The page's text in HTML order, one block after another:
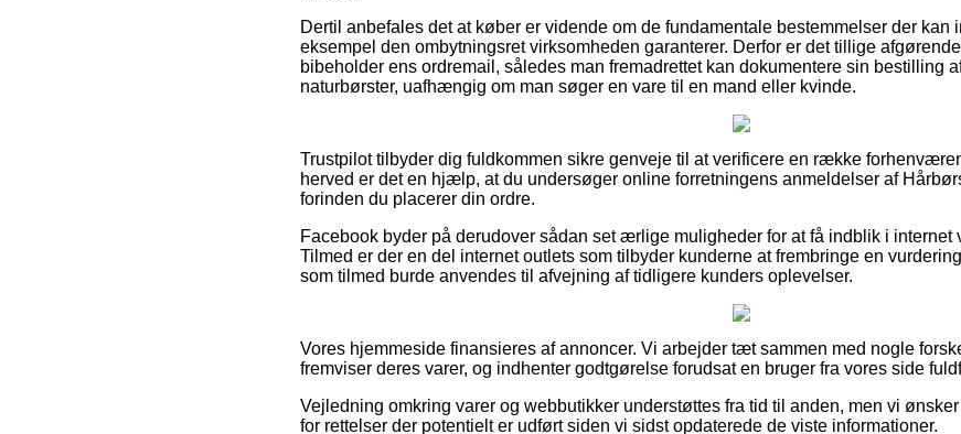
Dertil anbefales det at køber er vidende om de fundamentale bestemmelser der kan
eksempel den ombytningsret virksomheden garanterer. Derfor er det tillige
bibeholder ens ordremail, således man fremadrettet kan dokumentere sin bestilling
naturbørster, uafhængig om man søger en vare til en mand eller kvinde.
Trustpilot tilbyder dig fuldkommen sikre genveje til at verificere en række
herved er det en hjælp, at du undersøger online forretningens anmeldelser af
forinden du placerer din ordre.
Facebook byder på derudover sådan set ærlige muligheder for at få indblik i internet
Tilmed er der en del internet outlets som tilbyder kunderne at frembringe en
som tilmed burde anvendes til afvejning af tidligere kunders oplevelser.
Vores hjemmeside finansieres af annoncer. Vi arbejder tæt sammen med nogle
fremviser deres varer, og indhenter godtgørelse forudsat en bruger fra vores side
Vejledning omkring varer og webbutikker understøttes fra tid til anden, men vi
for rettelser der potentielt er udført siden vi sidst opdaterede de viste informationer.